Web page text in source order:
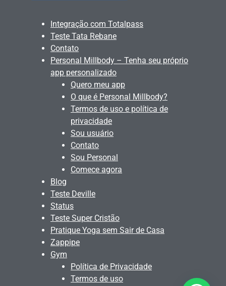
Integração com Totalpass
Teste Tata Rebane
Contato
Personal Millbody – Tenha seu próprio
app personalizado
Quero meu app
O que é Personal Millbody?
Termos de uso e política de
privacidade
Sou usuário
Contato
Sou Personal
Comece agora
Blog
Teste Deville
Status
Teste Super Cristão
Pratique Yoga sem Sair de Casa
Zappipe
Gym
Política de Privacidade
Termos de uso